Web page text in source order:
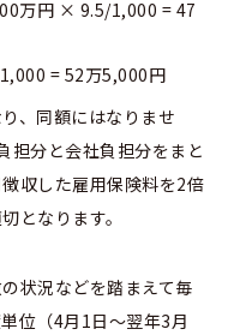
万円 × 9.5/1,000 = 47
= 52万5,000円
、同額にはなりませ
担分と会社負担分をまと
収した雇用保険料を2倍
となります。
状況などを踏まえて毎
位（4月1日～翌年3月